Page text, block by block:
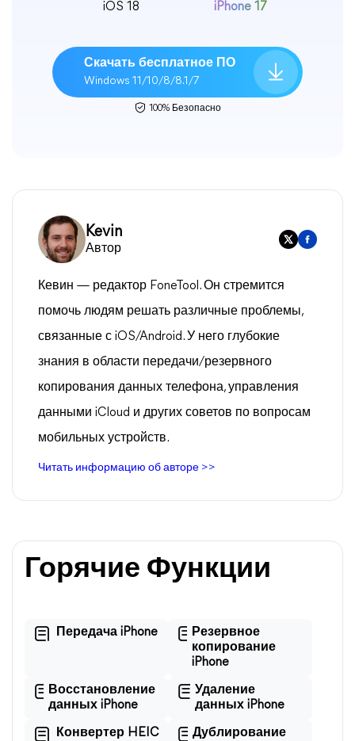
iOS 18
iPhone 17
Скачать бесплатное ПО
Windows 11/10/8/8.1/7
100% Безопасно
Kevin
Автор
Кевин — редактор FoneTool. Он стремится
помочь людям решать различные проблемы,
связанные с iOS/Android. У него глубокие
знания в области передачи/резервного
копирования данных телефона, управления
данными iCloud и других советов по вопросам
мобильных устройств.
Читать информацию об авторе >>
Горячие Функции
Передача iPhone
Резервное
копирование
iPhone
Восстановление
данных iPhone
Удаление
данных iPhone
Конвертер HEIC
Дублирование